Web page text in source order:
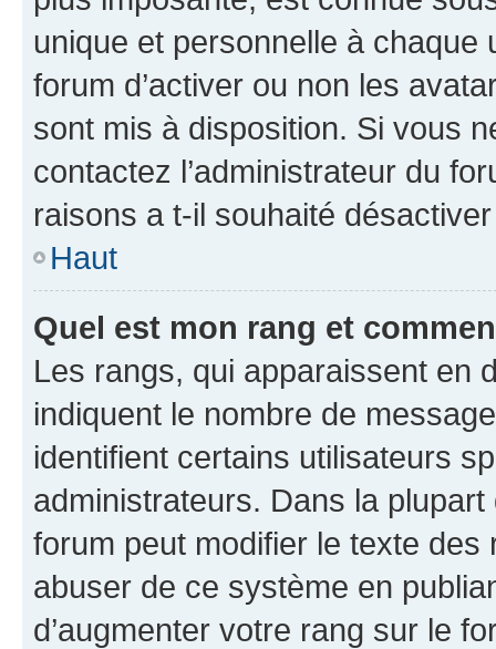
unique et personnelle à chaque
forum d’activer ou non les
sont mis à disposition. Si vous
contactez l’administrateur du
raisons a t-il souhaité
Haut
Quel est mon rang et
Les rangs, qui apparaissent en
indiquent le nombre de
identifient certains utilisateurs
administrateurs. Dans la
forum peut modifier le texte
abuser de ce système en
d’augmenter votre rang sur le